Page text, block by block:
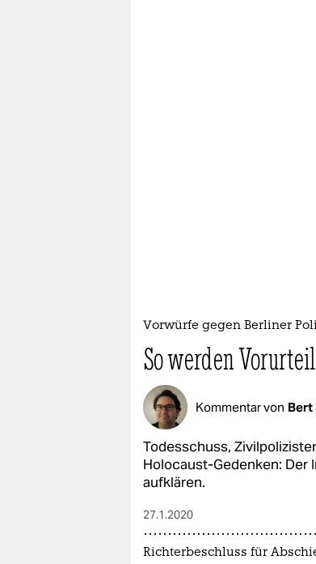
Vorwürfe gegen Berliner
So werden
Kommentar von Bert
Todesschuss,
Holocaust-Gedenken: Der
aufklären.
27.1.2020
Richterbeschluss für